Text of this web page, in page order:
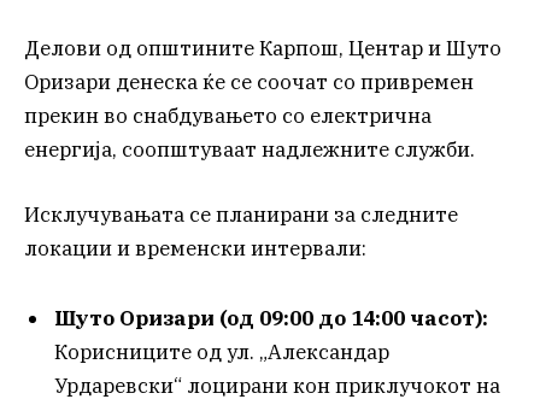
Делови од општините Карпош, Центар и Шуто
Оризари денеска ќе се соочат со привремен
прекин во снабдувањето со електрична
енергија, соопштуваат надлежните служби.
Исклучувањата се планирани за следните
локации и временски интервали:
Шуто Оризари (од 09:00 до 14:00 часот):
Корисниците од ул. „Александар
Урдаревски“ лоцирани кон приклучокот на